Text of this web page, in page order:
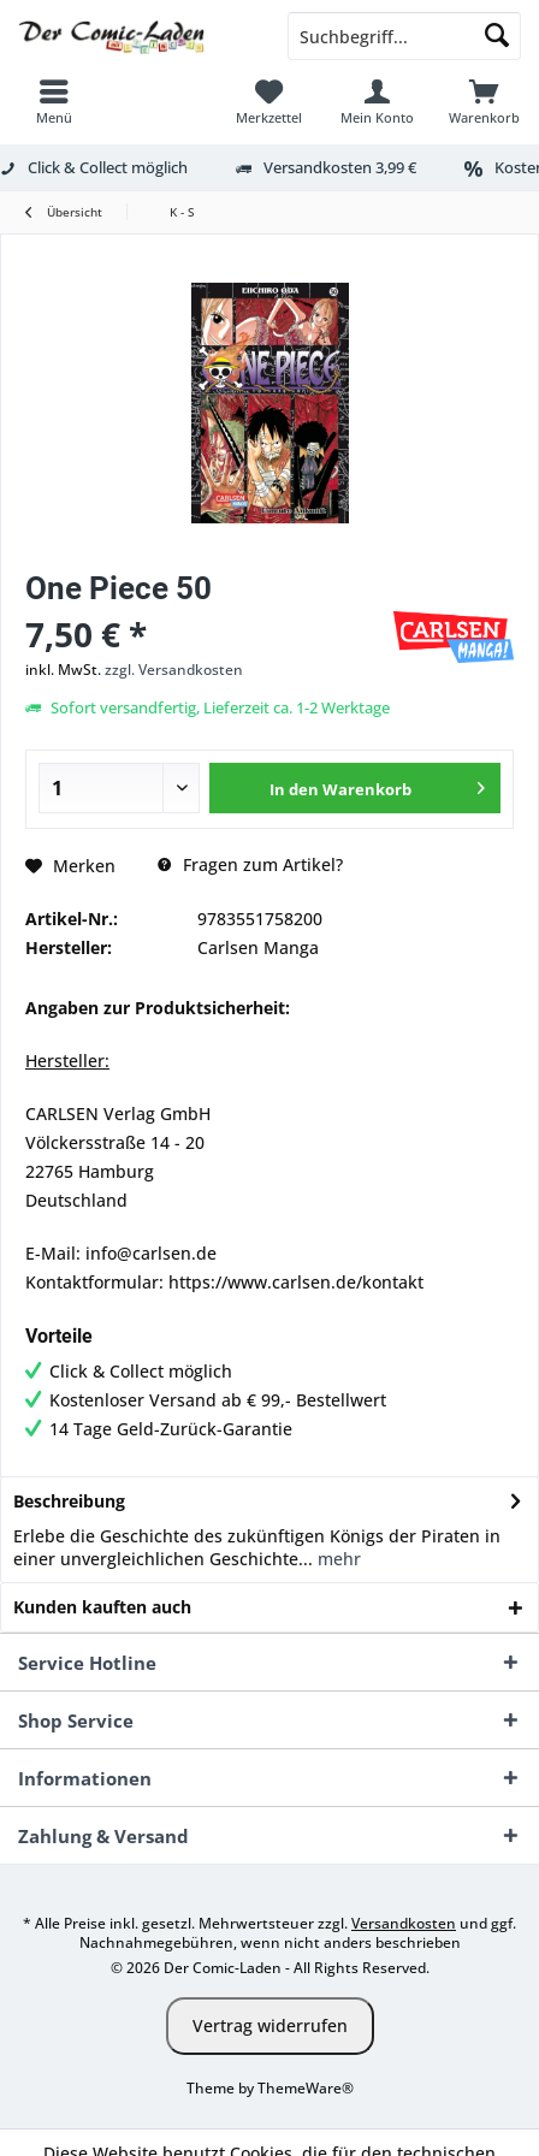
Menü Warenkorb
Merkzettel Mein Konto
Click & Collect möglich Versandkosten 3,99 €
Übersicht K - S
One Piece 50
7,50 € *
inkl. MwSt.zzgl. Versandkosten
Sofort versandfertig, Lieferzeit ca. 1-2 Werktage
In den Warenkorb
Merken Fragen zum Artikel?
Artikel-Nr.:
9783551758200
Hersteller:
Carlsen Manga
Angaben zur Produktsicherheit:
Hersteller:
CARLSEN Verlag GmbH
Völckersstraße 14 - 20
22765 Hamburg
Deutschland
E-Mail: info@carlsen.de
Kontaktformular: https://www.carlsen.de/kontakt
Vorteile
Click & Collect möglich
Kostenloser Versand ab € 99,- Bestellwert
14 Tage Geld-Zurück-Garantie
Beschreibung
Erlebe die Geschichte des zukünftigen Königs der Piraten in
einer unvergleichlichen Geschichte... mehr
Kunden kauften auch
Service Hotline
Shop Service
Informationen
Zahlung & Versand
* Alle Preise inkl. gesetzl. Mehrwertsteuer zzgl.Versandkosten und ggf.
Nachnahmegebühren, wenn nicht anders beschrieben
© 2026 Der Comic-Laden - All Rights Reserved.
Vertrag widerrufen
Theme byThemeWare®